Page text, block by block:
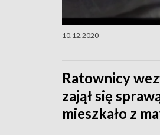
10.12.2020
Ratownicy
zajął się
mieszkało z